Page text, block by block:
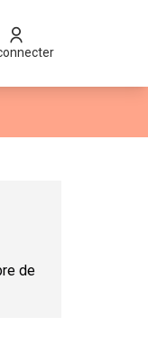
connecter
de